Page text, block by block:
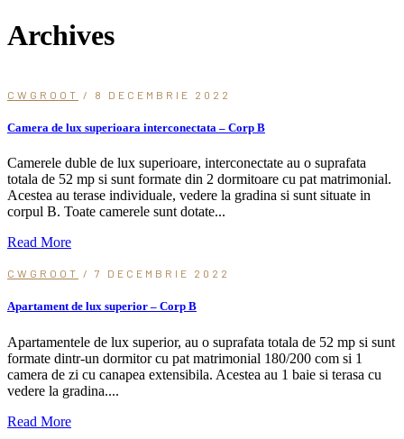
Archives
CWGROOT / 8 DECEMBRIE 2022
Camera de lux superioara interconectata – Corp B
Camerele duble de lux superioare, interconectate au o suprafata
totala de 52 mp si sunt formate din 2 dormitoare cu pat matrimonial.
Acestea au terase individuale, vedere la gradina si sunt situate in
corpul B. Toate camerele sunt dotate...
Read More
CWGROOT / 7 DECEMBRIE 2022
Apartament de lux superior – Corp B
Apartamentele de lux superior, au o suprafata totala de 52 mp si sunt
formate dintr-un dormitor cu pat matrimonial 180/200 com si 1
camera de zi cu canapea extensibila. Acestea au 1 baie si terasa cu
vedere la gradina....
Read More